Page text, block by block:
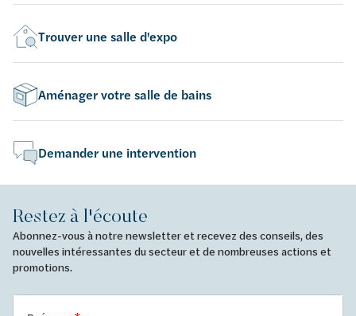
Trouver une salle d'expo
Aménager votre salle de bains
Demander une intervention
Restez à l'écoute
Abonnez-vous à notre newsletter et recevez des conseils, des
nouvelles intéressantes du secteur et de nombreuses actions et
promotions.